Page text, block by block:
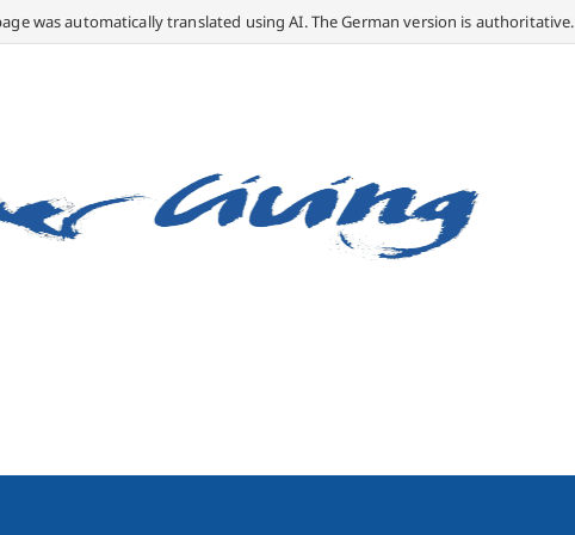
was automatically translated using AI. The German version is authoritative.